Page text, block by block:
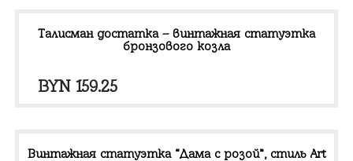
Талисман достатка – винтажная статуэтка
бронзового козла
BYN 159.25
Винтажная статуэтка “Дама с розой”, стиль Art